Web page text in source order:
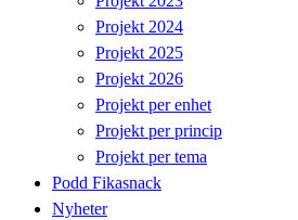
Projekt 2024
Projekt 2025
Projekt 2026
Projekt per enhet
Projekt per princip
Projekt per tema
Podd Fikasnack
Nyheter